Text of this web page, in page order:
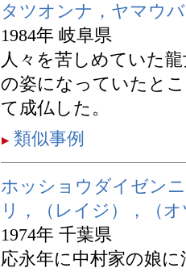
タツオンナ，ヤマウバ
1984年 岐阜県
人々を苦しめていた
の姿になっていたと
て成仏した。
類似事例
ホッショウダイゼン
リ，（レイジ），（
1974年 千葉県
応永年に中村家の娘